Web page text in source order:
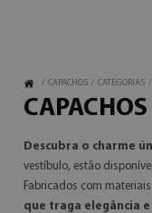
/ CAPACHOS / CATEGORIAS /
Descubra o charme
vestíbulo, estão
Fabricados com
que traga elegância e